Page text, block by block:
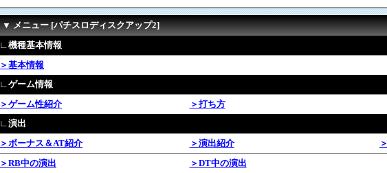
▼ メニュー [パチスロディスクアップ2]
∟機種基本情報
＞基本情報
∟ゲーム情報
＞ゲーム性紹介
＞打ち方
∟演出
＞ボーナス＆AT紹介
＞演出紹介
＞RB中の演出
＞DT中の演出